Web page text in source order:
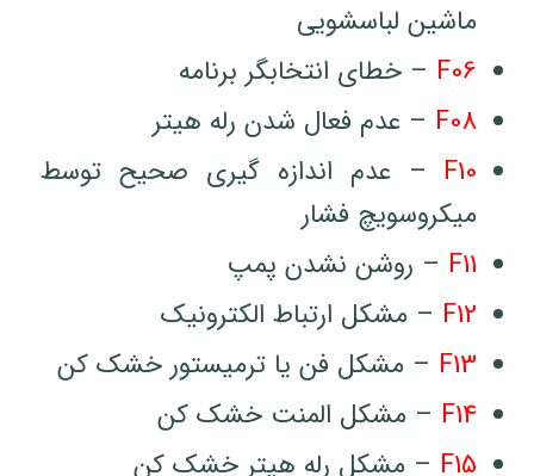
ماشین لباسشویی
F06 – خطای انتخابگر برنامه
F08 – عدم فعال شدن رله هیتر
F10 – عدم اندازه گیری صحیح توسط
میکروسویچ فشار
F11 – روشن نشدن پمپ
F12 – مشکل ارتباط الکترونیک
F13 – مشکل فن یا ترمیستور خشک کن
F14 – مشکل المنت خشک کن
F15 – مشکل رله هیتر خشک کن